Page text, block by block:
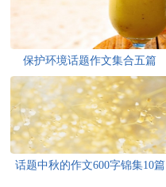
保护环境话题作文集合五篇
话题中秋的作文600字锦集10篇